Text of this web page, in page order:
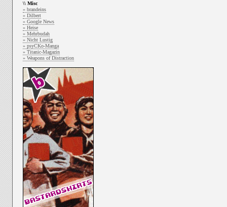
\\ Misc
» brandeins
» Dilbert
» Google News
» Heise
» Mehrbudah
» Nicht Lustig
» psyCKo-Manga
» Titanic-Magazin
» Weapons of Distraction